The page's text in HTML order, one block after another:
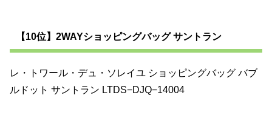
【10位】2WAYショッピングバッグ サントラン
レ・トワール・デュ・ソレイユ ショッピングバッグ バブ
ルドット サントラン LTDS−DJQ−14004